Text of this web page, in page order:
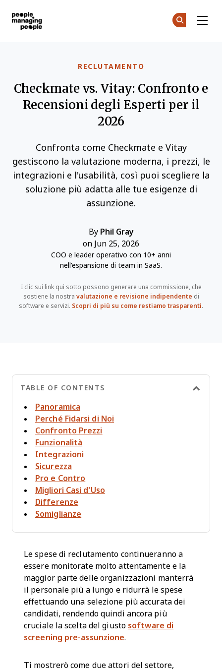
RECLUTAMENTO
Checkmate vs. Vitay: Confronto e
Recensioni degli Esperti per il
2026
Confronta come Checkmate e Vitay
gestiscono la valutazione moderna, i prezzi, le
integrazioni e l'usabilità, così puoi scegliere la
soluzione più adatta alle tue esigenze di
assunzione.
By Phil Gray
on Jun 25, 2026
COO e leader operativo con 10+ anni
nell'espansione di team in SaaS.
I clic sui link qui sotto possono generare una commissione, che
sostiene la nostra valutazione e revisione indipendente di
software e servizi. Scopri di più su come restiamo trasparenti.
TABLE OF CONTENTS
Panoramica
Perché Fidarsi di Noi
Confronto Prezzi
Funzionalità
Integrazioni
Sicurezza
Pro e Contro
Migliori Casi d'Uso
Differenze
Somiglianze
Le spese di reclutamento continueranno a
essere monitorate molto attentamente e la
maggior parte delle organizzazioni manterrà
il personale più a lungo e ridurrà le spese
effettuando una selezione più accurata dei
candidati, rendendo quindi ancora più
cruciale la scelta del giusto software di
screening pre-assunzione.
Ti mostrerò come due attori del settore,